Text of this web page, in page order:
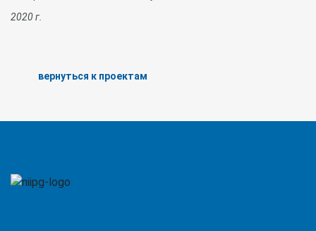
2020г
вернуться к проектам